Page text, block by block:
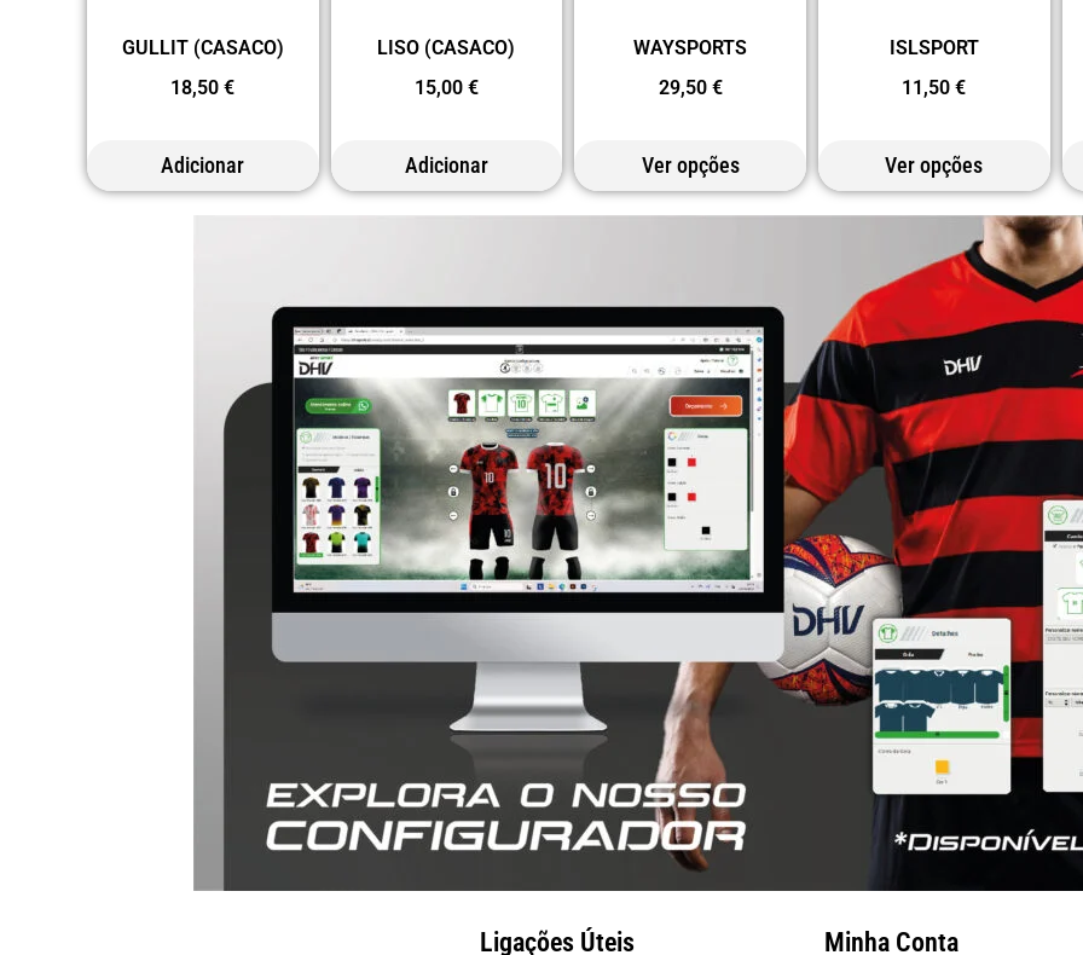
GULLIT (CASACO)
18,50€
Adicionar
LISO (CASACO)
15,00 €
Adicionar
WAYSPORTS
29,50 €
Ver opções
ISLSPORT
11,50€
Ver opções
Ligações Úteis Minha Conta